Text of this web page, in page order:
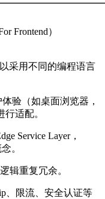
Frontend）
采用不同的编程语言
验（如桌面浏览器，
行适配。
Service Layer，
。
辑重复冗余。
、限流、安全认证等